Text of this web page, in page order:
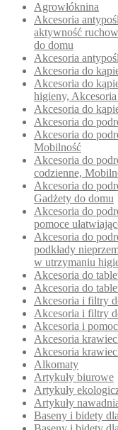
Agrowłóknina
Akcesoria
aktywność
do domu
Akcesoria
Akcesoria do
Akcesoria do
higieny, Akcesoria
Akcesoria do
Akcesoria do
Akcesoria do
Mobilność
Akcesoria do
codzienne,
Akcesoria do
Gadżety do domu
Akcesoria do
pomoce
Akcesoria do
podkłady
w utrzymaniu
Akcesoria do
Akcesoria do
Akcesoria i filtry
Akcesoria i filtry
Akcesoria i
Akcesoria
Akcesoria
Alkomaty
Artykuły biurowe
Artykuły
Artykuły
Baseny i bidety